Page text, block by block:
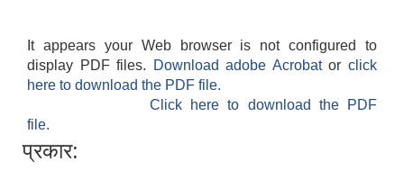
It appears your Web browser is not configured to
display PDF files.
Download adobe Acrobatorclick
here to download the PDF file.
Click here to download the PDF
file.
प्रकार: